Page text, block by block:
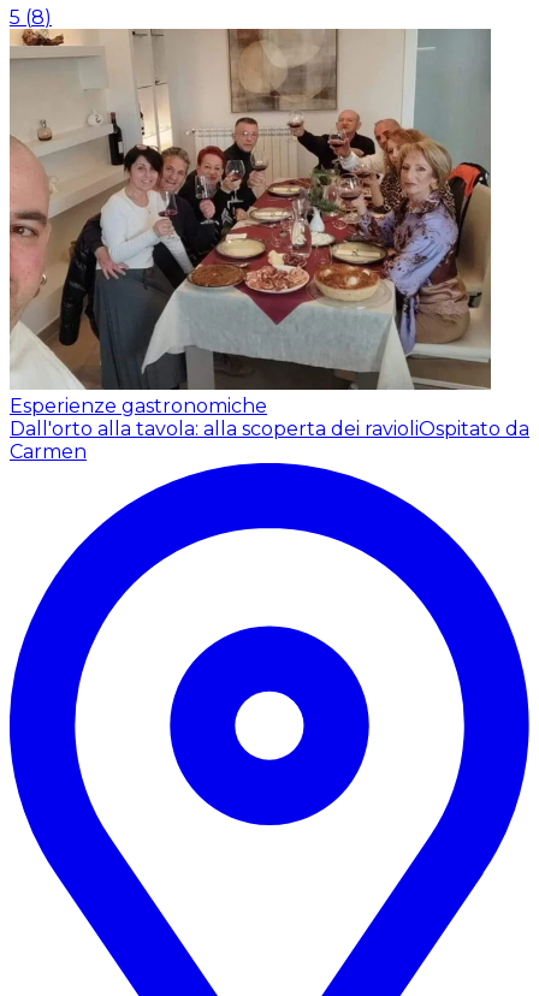
5 (8)
Esperienze gastronomiche
Dall'orto alla tavola: alla scoperta dei ravioliOspitato da
Carmen